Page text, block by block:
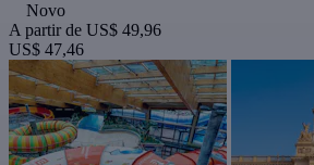
Novo
A partir de US$ 49,96
US$ 47,46